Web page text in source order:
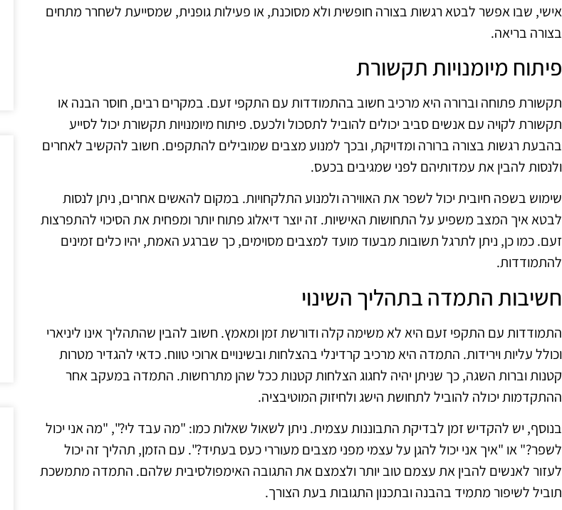
אישי, שבו אפשר לבטא רגשות בצורה חופשית ולא מסוכנת, או פעילות גופנית, שמסייעת לשחרר מתחים
בצורה בריאה.
פיתוח מיומנויות תקשורת
תקשורת פתוחה וברורה היא מרכיב חשוב בהתמודדות עם התקפי זעם. במקרים רבים, חוסר הבנה או
תקשורת לקויה עם אנשים סביב יכולים להוביל לתסכול ולכעס. פיתוח מיומנויות תקשורת יכול לסייע
בהבעת רגשות בצורה ברורה ומדויקת, ובכך למנוע מצבים שמובילים להתקפים. חשוב להקשיב לאחרים
ולנסות להבין את עמדותיהם לפני שמגיבים בכעס.
שימוש בשפה חיובית יכול לשפר את האווירה ולמנוע התלקחויות. במקום להאשים אחרים, ניתן לנסות
לבטא איך המצב משפיע על התחושות האישיות. זה יוצר דיאלוג פתוח יותר ומפחית את הסיכוי להתפרצות
זעם. כמו כן, ניתן לתרגל תשובות מבעוד מועד למצבים מסוימים, כך שברגע האמת, יהיו כלים זמינים
להתמודדות.
חשיבות התמדה בתהליך השינוי
התמודדות עם התקפי זעם היא לא משימה קלה ודורשת זמן ומאמץ. חשוב להבין שהתהליך אינו ליניארי
וכולל עליות וירידות. התמדה היא מרכיב קרדינלי בהצלחות ובשינויים ארוכי טווח. כדאי להגדיר מטרות
קטנות וברות השגה, כך שניתן יהיה לחגוג הצלחות קטנות ככל שהן מתרחשות. התמדה במעקב אחר
ההתקדמות יכולה להוביל לתחושת הישג ולחיזוק המוטיבציה.
בנוסף, יש להקדיש זמן לבדיקת התבוננות עצמית. ניתן לשאול שאלות כמו: "מה עבד לי?", "מה אני יכול
לשפר?" או "איך אני יכול להגן על עצמי מפני מצבים מעוררי כעס בעתיד?". עם הזמן, תהליך זה יכול
לעזור לאנשים להבין את עצמם טוב יותר ולצמצם את התגובה האימפולסיבית שלהם. התמדה מתמשכת
תוביל לשיפור מתמיד בהבנה ובתכנון התגובות בעת הצורך.